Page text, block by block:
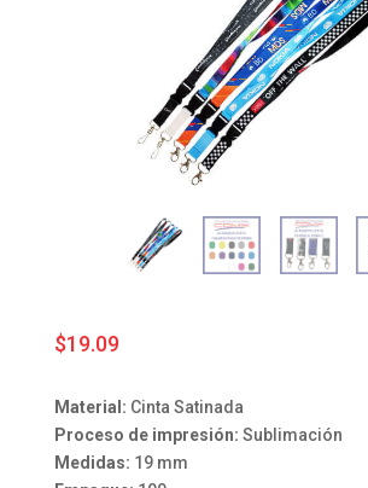
$19.09
Material: Cinta Satinada
Proceso de impresión: Sublimación
Medidas: 19 mm